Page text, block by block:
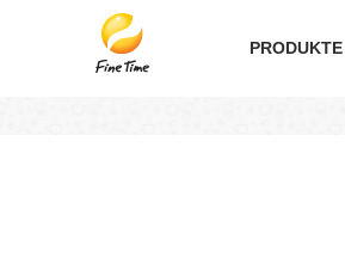
PRODUKTE